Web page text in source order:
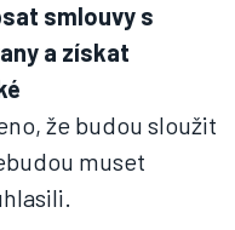
smlouvy s
a získat
že budou sloužit
muset